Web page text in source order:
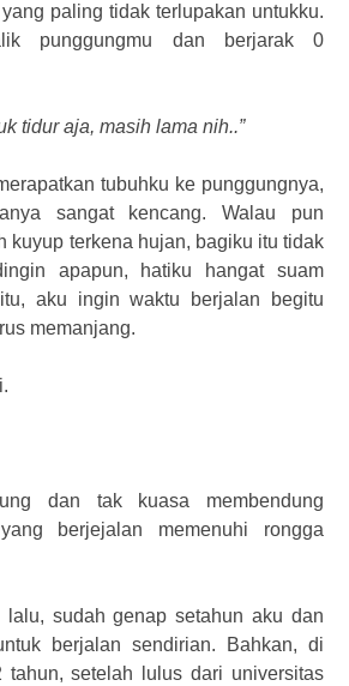
paling tidak terlupakan untukku.
punggungmu dan berjarak 0
tidur aja, masih lama nih..”
tubuhku ke punggungnya,
sangat kencang. Walau pun
kuyup terkena hujan, bagiku itu tidak
apapun, hatiku hangat suam
aku ingin waktu berjalan begitu
memanjang.
dan tak kuasa membendung
berjejalan memenuhi rongga
lalu, sudah genap setahun aku dan
berjalan sendirian. Bahkan, di
setelah lulus dari universitas